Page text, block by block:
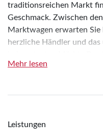
traditionsreichen Markt
Geschmack. Zwischen
Marktwagen erwarten
herzliche Händler und
Hier gehört das Feilschen
Mehr lesen
Leistungen